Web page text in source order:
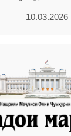
10.03.2026